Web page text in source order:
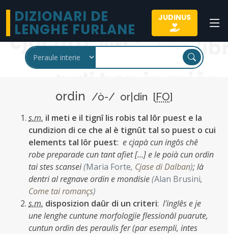
DIZIONARI DE
LENGHE FURLANE
JUDINUS
ordin /ò-/ or|din [FO]
s.m. il meti e il tignî lis robis tal lôr puest e la
cundizion di ce che al è tignût tal so puest o cui
elements tal lôr puest: e cjapà cun ingôs chê
robe preparade cun tant afiet […] e le poià cun ordin
tai stes scansei(Maria Forte, Cjase di Dalban);là
dentri al regnave ordin e mondisie(Alan Brusini,
Come tai romançs)
s.m. disposizion daûr di un criteri: l'inglês e je
une lenghe cuntune morfologjie flessionâl puarute,
cuntun ordin des peraulis fer (par esempli, intes